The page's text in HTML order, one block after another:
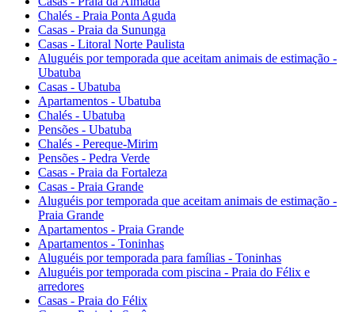
Chalés - Praia Ponta Aguda
Casas - Praia da Sununga
Casas - Litoral Norte Paulista
Aluguéis por temporada que aceitam animais de estimação -
Ubatuba
Casas - Ubatuba
Apartamentos - Ubatuba
Chalés - Ubatuba
Pensões - Ubatuba
Chalés - Pereque-Mirim
Pensões - Pedra Verde
Casas - Praia da Fortaleza
Casas - Praia Grande
Aluguéis por temporada que aceitam animais de estimação -
Praia Grande
Apartamentos - Praia Grande
Apartamentos - Toninhas
Aluguéis por temporada para famílias - Toninhas
Aluguéis por temporada com piscina - Praia do Félix e
arredores
Casas - Praia do Félix